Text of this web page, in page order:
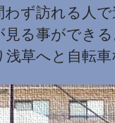
わず訪れる人
見る事ができ
浅草へと自転